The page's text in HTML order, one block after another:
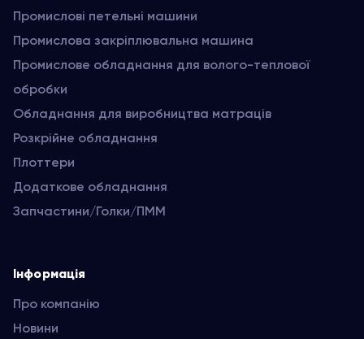
Промислові петельні машини
Промислова закріплювальна машина
Промислове обладнання для волого-теплової
обробки
Обладнання для виробництва матраців
Розкрійне обладнання
Плоттери
Додаткове обладнання
Запчастини/Голки/ПММ
Інформація
Про компанію
Новини